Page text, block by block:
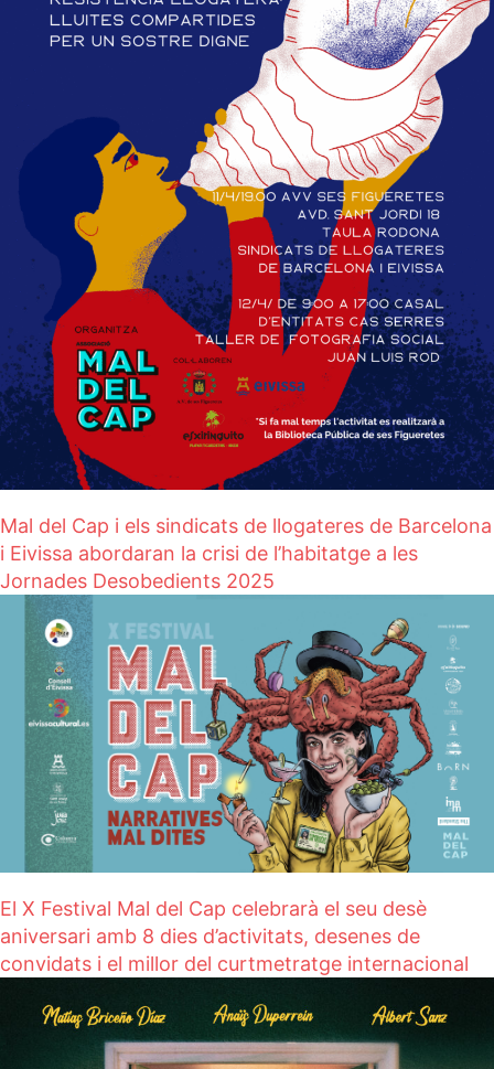
Mal del Cap i els sindicats de llogateres de Barcelona
i Eivissa abordaran la crisi de l’habitatge a les
Jornades Desobedients 2025
El X Festival Mal del Cap celebrarà el seu desè
aniversari amb 8 dies d’activitats, desenes de
convidats i el millor del curtmetratge internacional